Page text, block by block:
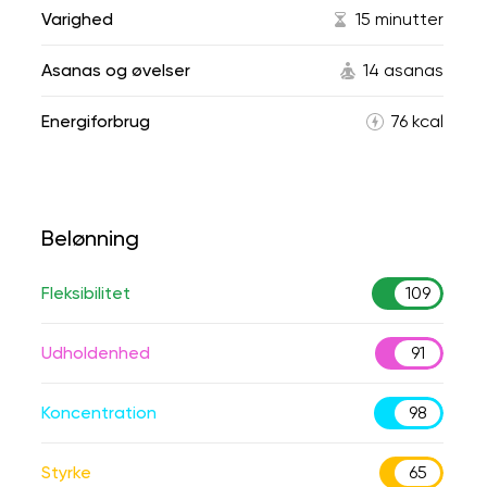
Varighed 15 minutter
Asanas og øvelser 14 asanas
Energiforbrug 76 kcal
Belønning
Fleksibilitet 109
Udholdenhed 91
Koncentration 98
Styrke 65